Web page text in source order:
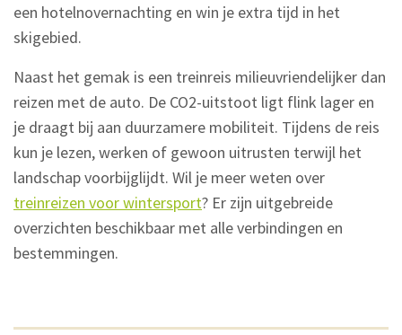
een hotelnovernachting en win je extra tijd in het
skigebied.
Naast het gemak is een treinreis milieuvriendelijker dan
reizen met de auto. De CO2-uitstoot ligt flink lager en
je draagt bij aan duurzamere mobiliteit. Tijdens de reis
kun je lezen, werken of gewoon uitrusten terwijl het
landschap voorbijglijdt. Wil je meer weten over
treinreizen voor wintersport? Er zijn uitgebreide
overzichten beschikbaar met alle verbindingen en
bestemmingen.